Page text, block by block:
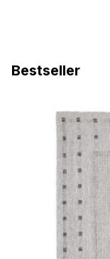
Bestseller